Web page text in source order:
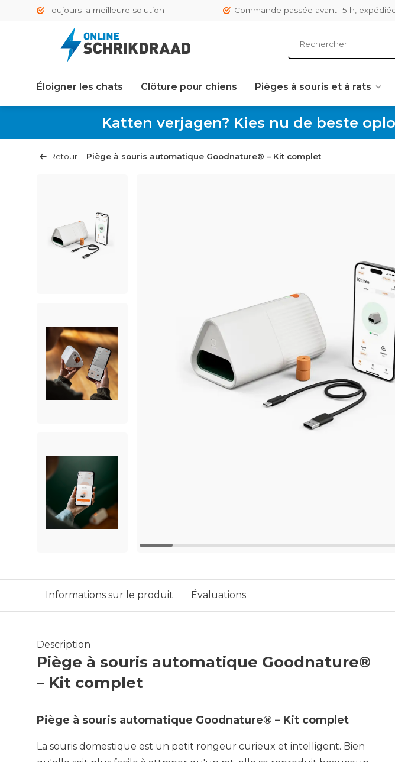
Toujours la meilleure solution Commande passée avant 15 h,
Éloigner les chats Clôture pour chiens Pièges à souris et à rats
Katten verjagen? Kies nu de beste
Retour Piège à souris automatique Goodnature® – Kit complet
Informations sur le produit Évaluations
Description
Piège à souris automatique Goodnature®
– Kit complet
Piège à souris automatique Goodnature® – Kit complet
La souris domestique est un petit rongeur curieux et intelligent. Bien